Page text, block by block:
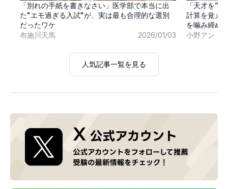
「別れの手紙を書きなさい」医学部で本当に出
た"エモ過ぎる入試"が、実は最も合理的な選別
だったワケ
布施川天馬
2026/01/03
「天才を”
計算を覚え
を噛み締め
小野アン
人気記事一覧を見る